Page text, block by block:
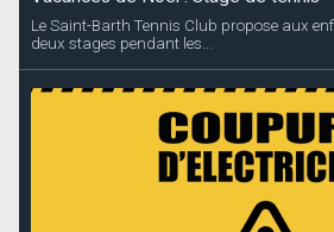
Le Saint-Barth Tennis Club propose aux
deux stages pendant les...